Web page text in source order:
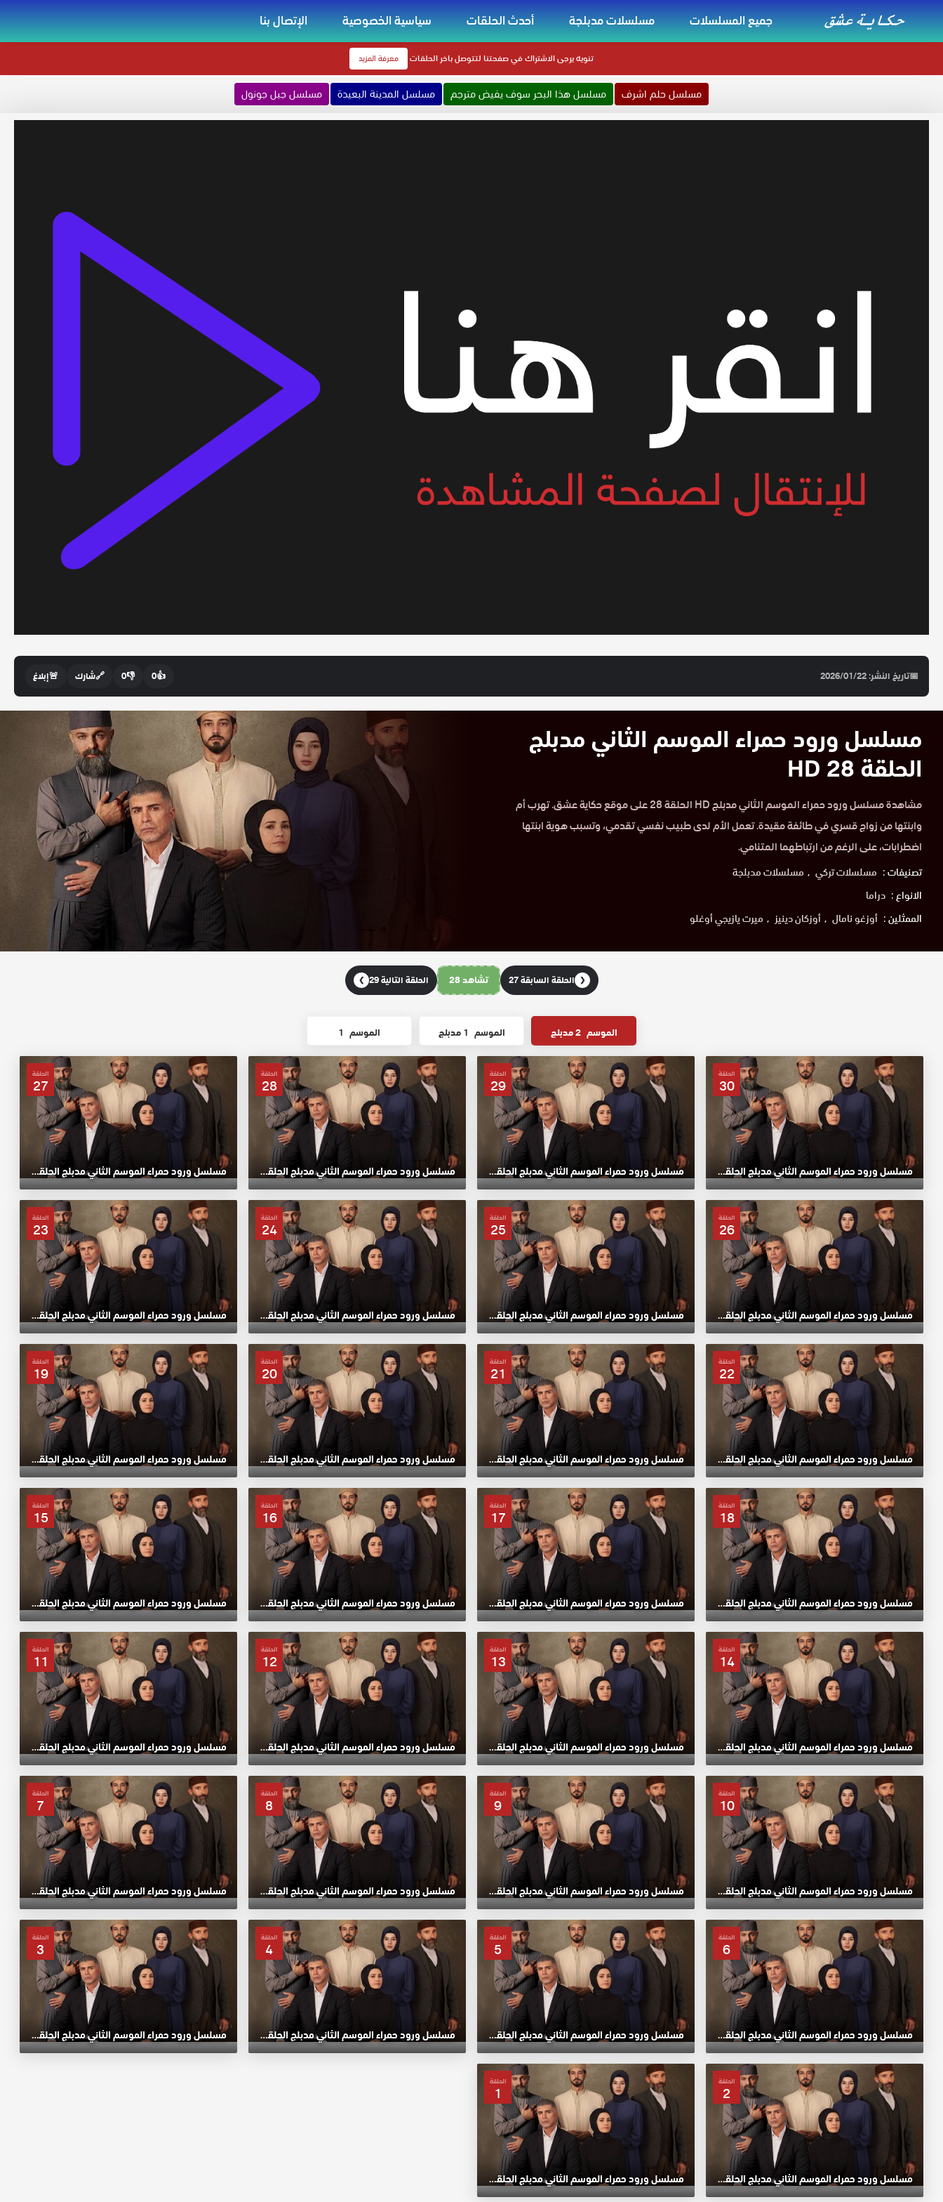
جميع المسلسلات مسلسلات مدبلجة أحدث الحلقات سياسية الخصوصية الإتصال بنا
تنويهيرجى الاشتراك في صفحتنا لتتوصل باخر الحلقات معرفة المزيد
مسلسل حلم اشرف مسلسل هذا البحر سوف يفيض مترجم مسلسل المدينة البعيدة مسلسل جبل جونول
📅تاريخ النشر: 2026/01/22 👍
0
👎
0
🔗شارك 🚨إبلاغ
مسلسل ورود حمراء الموسم الثاني مدبلج
الحلقة 28 HD
مشاهدة مسلسل ورود حمراء الموسم الثاني مدبلج HD الحلقة 28 على موقع حكاية عشق. تهرب أم
وابنتها من زواج قسري في طائفة مقيدة. تعمل الأم لدى طبيب نفسي تقدمي، وتسبب هوية ابنتها
اضطرابات، على الرغم من ارتباطهما المتنامي.
تصنيفات : مسلسلات تركي
مسلسلات مدبلجة
الانواع : دراما
الممثلين : أوزغو نامال أوزكان دينيز ميرت يازيجي أوغلو
❮ الحلقة السابقة 27 تشاهد 28 الحلقة التالية 29 ❯
الموسم 2 مدبلج الموسم 1 مدبلج الموسم 1
الحلقة
30
مسلسل ورود حمراء الموسم الثاني مدبلج الحلقة 30 HD
الحلقة
29
مسلسل ورود حمراء الموسم الثاني مدبلج الحلقة 29 HD
الحلقة
28
مسلسل ورود حمراء الموسم الثاني مدبلج الحلقة 28 HD
الحلقة
27
مسلسل ورود حمراء الموسم الثاني مدبلج الحلقة 27 HD
الحلقة
26
مسلسل ورود حمراء الموسم الثاني مدبلج الحلقة 26 HD
الحلقة
25
مسلسل ورود حمراء الموسم الثاني مدبلج الحلقة 25 HD
الحلقة
24
مسلسل ورود حمراء الموسم الثاني مدبلج الحلقة 24 HD
الحلقة
23
مسلسل ورود حمراء الموسم الثاني مدبلج الحلقة 23 HD
الحلقة
22
مسلسل ورود حمراء الموسم الثاني مدبلج الحلقة 22 HD
الحلقة
21
مسلسل ورود حمراء الموسم الثاني مدبلج الحلقة 21 HD
الحلقة
20
مسلسل ورود حمراء الموسم الثاني مدبلج الحلقة 20 HD
الحلقة
19
مسلسل ورود حمراء الموسم الثاني مدبلج الحلقة 19 HD
الحلقة
18
مسلسل ورود حمراء الموسم الثاني مدبلج الحلقة 18 HD
الحلقة
17
مسلسل ورود حمراء الموسم الثاني مدبلج الحلقة 17 HD
الحلقة
16
مسلسل ورود حمراء الموسم الثاني مدبلج الحلقة 16 HD
الحلقة
15
مسلسل ورود حمراء الموسم الثاني مدبلج الحلقة 15 HD
الحلقة
14
مسلسل ورود حمراء الموسم الثاني مدبلج الحلقة 14 HD
الحلقة
13
مسلسل ورود حمراء الموسم الثاني مدبلج الحلقة 13 HD
الحلقة
12
مسلسل ورود حمراء الموسم الثاني مدبلج الحلقة 12 HD
الحلقة
11
مسلسل ورود حمراء الموسم الثاني مدبلج الحلقة 11 HD
الحلقة
10
مسلسل ورود حمراء الموسم الثاني مدبلج الحلقة 10 HD
الحلقة
9
مسلسل ورود حمراء الموسم الثاني مدبلج الحلقة 9 HD
الحلقة
8
مسلسل ورود حمراء الموسم الثاني مدبلج الحلقة 8 HD
الحلقة
7
مسلسل ورود حمراء الموسم الثاني مدبلج الحلقة 7 HD
الحلقة
6
مسلسل ورود حمراء الموسم الثاني مدبلج الحلقة 6 HD
الحلقة
5
مسلسل ورود حمراء الموسم الثاني مدبلج الحلقة 5 HD
الحلقة
4
مسلسل ورود حمراء الموسم الثاني مدبلج الحلقة 4 HD
الحلقة
3
مسلسل ورود حمراء الموسم الثاني مدبلج الحلقة 3 HD
الحلقة
2
مسلسل ورود حمراء الموسم الثاني مدبلج الحلقة 2 HD
الحلقة
1
مسلسل ورود حمراء الموسم الثاني مدبلج الحلقة الأولي 1 HD